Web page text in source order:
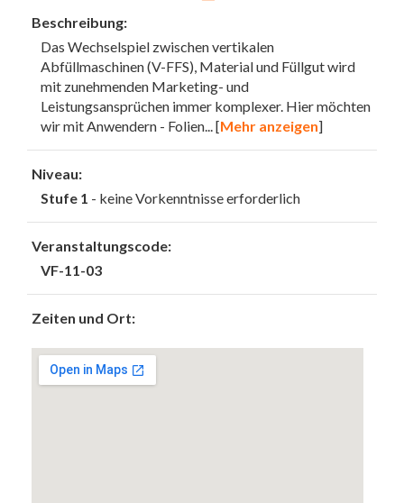
Beschreibung:
Das Wechselspiel zwischen vertikalen
Abfüllmaschinen (V-FFS), Material und Füllgut wird
mit zunehmenden Marketing- und
Leistungsansprüchen immer komplexer. Hier möchten
wir mit Anwendern - Folien... [Mehr anzeigen]
Niveau:
Stufe 1 - keine Vorkenntnisse erforderlich
Veranstaltungscode:
VF-11-03
Zeiten und Ort: